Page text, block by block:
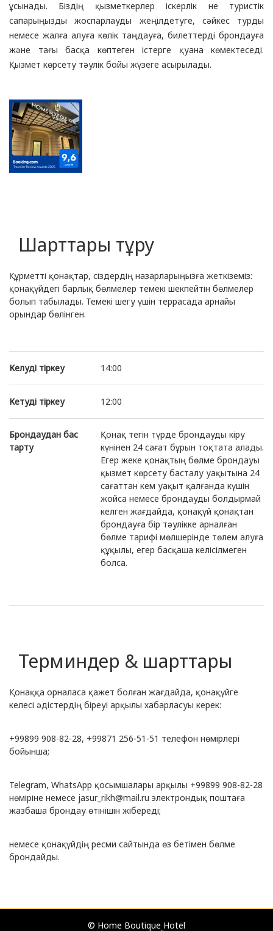
ұсынады. Біздің қызметкерлер іскерлік не туристік
сапарыңызды жоспарлауды жеңілдетуге, сәйкес турды
немесе жалға алуға көлік таңдауға, билеттерді брондауға
және тағы басқа көптеген істерге қуана көмектеседі.
Қызмет көрсету тәулік бойы жүзеге асырылады.
Шарттары тұру
Құрметті қонақтар, сіздердің назарларыңызға жеткіземіз:
қонақүйдегі барлық бөлмелер темекі шекпейтін бөлмелер
болып табылады. Темекі шегу үшін террасада арнайы
орындар бөлінген.
Келуді тіркеу 14:00
Кетуді тіркеу 12:00
Брондаудан бас
тарту
Қонақ тегін түрде брондауды кіру
күнінен 24 сағат бұрын тоқтата алады.
Егер жеке қонақтың бөлме брондауы
қызмет көрсету басталу уақытына 24
сағаттан кем уақыт қалғанда күшін
жойса немесе брондауды болдырмай
келген жағдайда, қонақүй қонақтан
брондауға бір тәулікке арналған
бөлме тарифі мөлшерінде төлем алуға
құқылы, егер басқаша келісілмеген
болса.
Терминдер & шарттары
Қонаққа орналаса қажет болған жағдайда, қонақүйге
келесі әдістердің біреуі арқылы хабарласуы керек:
+99899 908-82-28, +99871 256-51-51 телефон нөмірлері
бойынша;
Telegram, WhatsApp қосымшалары арқылы +99899 908-82-28
нөміріне немесе jasur_rikh@mail.ru электрондық поштаға
жазбаша брондау өтінішін жібереді;
немесе қонақүйдің ресми сайтында өз бетімен бөлме
брондайды.
© Home Boutique Hotel